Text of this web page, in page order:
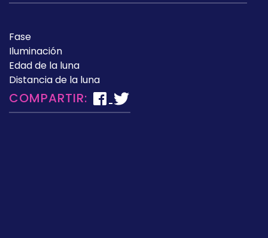
Fase
Iluminación
Edad de la luna
Distancia de la luna
COMPARTIR: